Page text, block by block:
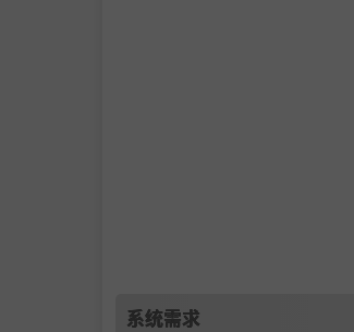
系统需求